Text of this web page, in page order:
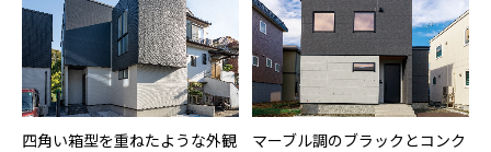
四角い箱型を重ねたような外観
マーブル調のブラックとコンク